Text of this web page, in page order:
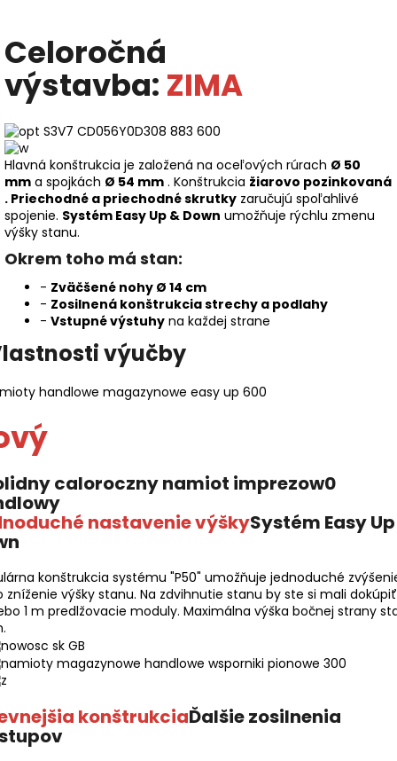
Celoročná
výstavba: ZIMA
Hlavná konštrukcia je založená na oceľových rúrach Ø 50
mm a spojkách Ø 54 mm . Konštrukcia žiarovo pozinkovaná
. Priechodné a priechodné skrutky zaručujú spoľahlivé
spojenie. Systém Easy Up & Down umožňuje rýchlu zmenu
výšky stanu.
Okrem toho má stan:
- Zväčšené nohy Ø 14 cm
- Zosilnená konštrukcia strechy a podlahy
- Vstupné výstuhy na každej strane
výučby
nastavenie výškySystém Easy
konštrukcia systému "P50" umožňuje jednoduché
zníženie výšky stanu. Na zdvihnutie stanu by ste si mali
1 m predlžovacie moduly. Maximálna výška bočnej strany
konštrukciaĎalšie zosilnenia